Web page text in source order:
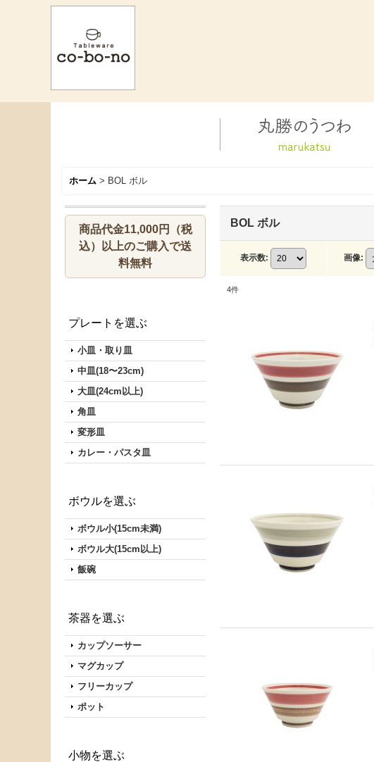
ホーム > BOL ボル
商品代金11,000円（税
込）以上のご購入で送
料無料
プレートを選ぶ
小皿・取り皿
中皿(18〜23cm)
大皿(24cm以上)
角皿
変形皿
カレー・パスタ皿
ボウルを選ぶ
ボウル小(15cm未満)
ボウル大(15cm以上)
飯碗
茶器を選ぶ
カップソーサー
マグカップ
フリーカップ
ポット
小物を選ぶ
BOL ボル
表示数: 画像:
4件